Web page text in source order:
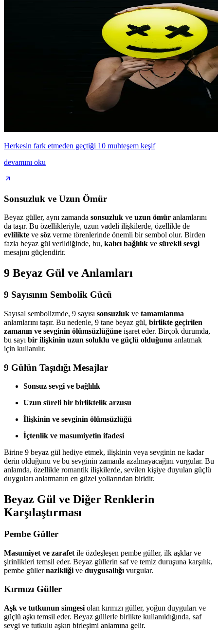
Herkesin fark etmeden geçtiği 10 muhteşem keşif
devamını oku
Sonsuzluk ve Uzun Ömür
Beyaz güller, aynı zamanda sonsuzluk ve uzun ömür anlamlarını
da taşır. Bu özellikleriyle, uzun vadeli ilişkilerde, özellikle de
evlilikte ve söz verme törenlerinde önemli bir sembol olur. Birden
fazla beyaz gül verildiğinde, bu, kalıcı bağlılık ve sürekli sevgi
mesajını güçlendirir.
9 Beyaz Gül ve Anlamları
9 Sayısının Sembolik Gücü
Sayısal sembolizmde, 9 sayısı sonsuzluk ve tamamlanma
anlamlarını taşır. Bu nedenle, 9 tane beyaz gül, birlikte geçirilen
zamanın ve sevginin ölümsüzlüğüne işaret eder. Birçok durumda,
bu sayı bir ilişkinin uzun soluklu ve güçlü olduğunu anlatmak
için kullanılır.
9 Gülün Taşıdığı Mesajlar
Sonsuz sevgi ve bağlılık
Uzun süreli bir birliktelik arzusu
İlişkinin ve sevginin ölümsüzlüğü
İçtenlik ve masumiyetin ifadesi
Birine 9 beyaz gül hediye etmek, ilişkinin veya sevginin ne kadar
derin olduğunu ve bu sevginin zamanla azalmayacağını vurgular. Bu
anlamda, özellikle romantik ilişkilerde, sevilen kişiye duyulan güçlü
duyguları anlatmanın en güzel yollarından biridir.
Beyaz Gül ve Diğer Renklerin
Karşılaştırması
Pembe Güller
Masumiyet ve zarafet ile özdeşleşen pembe güller, ilk aşklar ve
şirinlikleri temsil eder. Beyaz güllerin saf ve temiz duruşuna karşılık,
pembe güllernazikliği ve duygusallığı vurgular.
Kırmızı Güller
Aşk ve tutkunun simgesi olan kırmızı güller, yoğun duyguları ve
güçlü aşkı temsil eder. Beyaz güllerle birlikte kullanıldığında, saf
sevgi ve tutkulu aşkın birleşimi anlamına gelir.